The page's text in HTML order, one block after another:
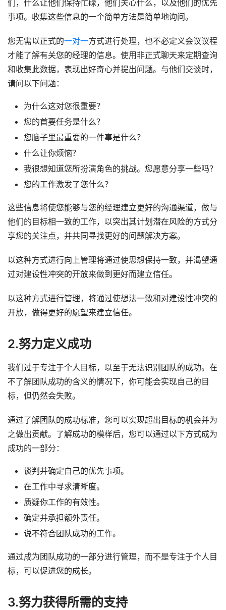
们，什么让他们保持忙碌，他们关心什么，以及他们的优先
事项。收集这些信息的一个简单方法是简单地询问。
您无需以正式的一对一方式进行处理，也不必定义会议议程
才能了解有关您的经理的信息。使用非正式聊天来定期查询
和收集此数据，表现出好奇心并提出问题。与他们交谈时，
请问以下问题：
为什么这对您很重要？
您的首要任务是什么？
您脑子里最重要的一件事是什么？
什么让你烦恼？
我很想知道您所扮演角色的挑战。您愿意分享一些吗？
您的工作激发了您什么？
这些信息将使您能够与您的经理建立更好的沟通渠道，做与
他们的目标相一致的工作，以突出其计划潜在风险的方式分
享您的关注点，并共同寻找更好的问题解决方案。
以这种方式进行向上管理将通过使思想保持一致，并渴望通
过对建设性冲突的开放来做到更好而建立信任。
以这种方式进行管理，将通过使想法一致和对建设性冲突的
开放，做得更好的愿望来建立信任。
2.努力定义成功
我们过于专注于个人目标，以至于无法识别团队的成功。在
不了解团队成功的含义的情况下，你可能会实现自己的目
标，但仍然会失败。
通过了解团队的成功标准，您可以实现超出目标的机会并为
之做出贡献。了解成功的模样后，您可以通过以下方式成为
成功的一部分：
谈判并确定自己的优先事项。
在工作中寻求清晰度。
质疑你工作的有效性。
确定并承担额外责任。
说不符合团队成功的工作。
通过成为团队成功的一部分进行管理，而不是专注于个人目
标，可以促进您的成长。
3.努力获得所需的支持